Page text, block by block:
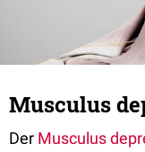
Musculus
Der Musculus